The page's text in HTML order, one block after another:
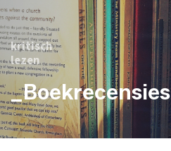
kritisch
lezen
_Boekrecensies